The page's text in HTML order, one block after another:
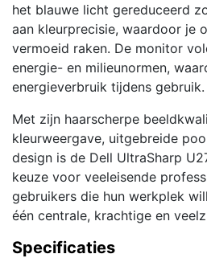
het blauwe licht gereduceerd
aan kleurprecisie, waardoor je
vermoeid raken. De monitor
energie- en milieunormen,
energieverbruik tijdens gebruik.
Met zijn haarscherpe
kleurweergave, uitgebreide
design is de Dell UltraSharp
keuze voor veeleisende
gebruikers die hun werkplek
één centrale, krachtige en
Specificaties